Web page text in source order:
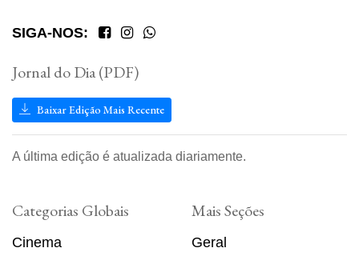
SIGA-NOS:
Jornal do Dia (PDF)
Baixar Edição Mais Recente
A última edição é atualizada diariamente.
Categorias Globais
Cinema
Mais Seções
Geral